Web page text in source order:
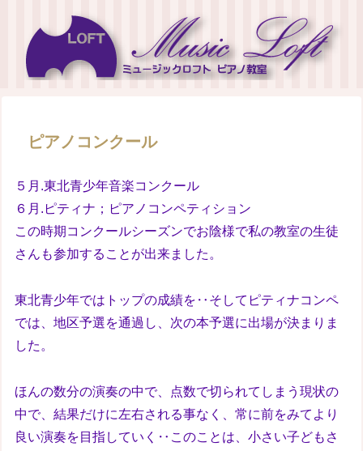
ピアノコンクール
５月.東北青少年音楽コンクール
６月.ピティナ；ピアノコンペティション
この時期コンクールシーズンでお陰様で私の教室の生徒
さんも参加することが出来ました。
東北青少年ではトップの成績を‥そしてピティナコンペ
では、地区予選を通過し、次の本予選に出場が決まりま
した。
ほんの数分の演奏の中で、点数で切られてしまう現状の
中で、結果だけに左右される事なく、常に前をみてより
良い演奏を目指していく‥このことは、小さい子どもさ